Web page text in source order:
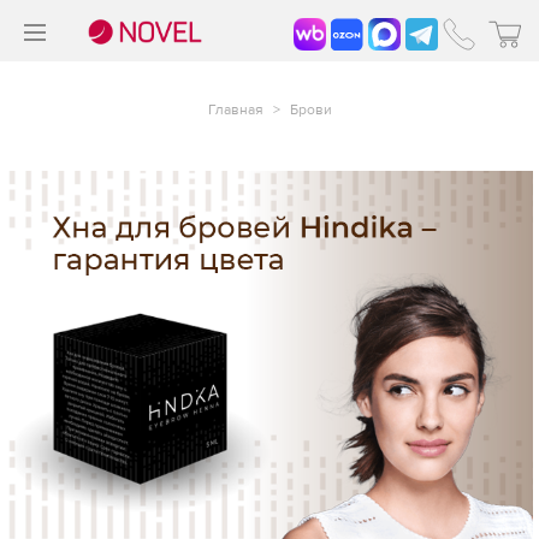
Главная > Брови